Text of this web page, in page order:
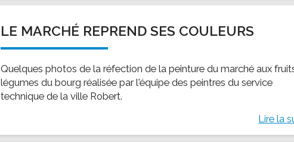
LE MARCHÉ REPREND SES COULEURS
Quelques photos de la réfection de la peinture du marché aux
légumes du bourg réalisée par l'équipe des peintres du service
technique de la ville Robert.
Lire la